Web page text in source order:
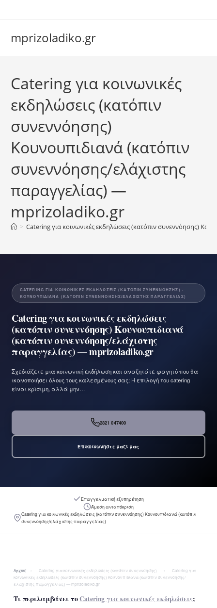
mprizoladiko.gr
Catering για κοινωνικές
εκδηλώσεις (κατόπιν
συνεννόησης)
Κουνουπιδιανά (κατόπιν
συνεννόησης/ελάχιστης
παραγγελίας) —
mprizoladiko.gr
> Catering για κοινωνικές εκδηλώσεις (κατόπιν συνεννόησης)
CATERING ΓΙΑ ΚΟΙΝΩΝΙΚΈΣ ΕΚΔΗΛΏΣΕΙΣ (ΚΑΤΌΠΙΝ ΣΥΝΕΝΝΌΗΣΗΣ) ·
ΚΟΥΝΟΥΠΙΔΙΑΝΆ (ΚΑΤΌΠΙΝ ΣΥΝΕΝΝΌΗΣΗΣ/ΕΛΆΧΙΣΤΗΣ ΠΑΡΑΓΓΕΛΊΑΣ)
Catering για κοινωνικές εκδηλώσεις
(κατόπιν συνεννόησης) Κουνουπιδιανά
(κατόπιν συνεννόησης/ελάχιστης
παραγγελίας) — mprizoladiko.gr
Σχεδιάζετε μια κοινωνική εκδήλωση και αναζητάτε φαγητό που θα
ικανοποιήσει όλους τους καλεσμένους σας; Η επιλογή του catering
είναι κρίσιμη, αλλά μην…
2821 047400
Επικοινωνήστε μαζί μας
Επαγγελματική εξυπηρέτηση
Άμεση ανταπόκριση
Catering για κοινωνικές εκδηλώσεις (κατόπιν συνεννόησης) Κουνουπιδιανά (κατόπιν
συνεννόησης/ελάχιστης παραγγελίας)
Αρχική › Catering για κοινωνικές εκδηλώσεις (κατόπιν συνεννόησης) ›
Catering για
κοινωνικές εκδηλώσεις (κατόπιν συνεννόησης) Κουνουπιδιανά (κατόπιν συνεννόησης/
ελάχιστης παραγγελίας) — mprizoladiko.gr
Τι περιλαμβάνει τοCatering για κοινωνικές εκδηλώσεις;
Chat Assistant
Συνήθως απαντάμε αμέσως